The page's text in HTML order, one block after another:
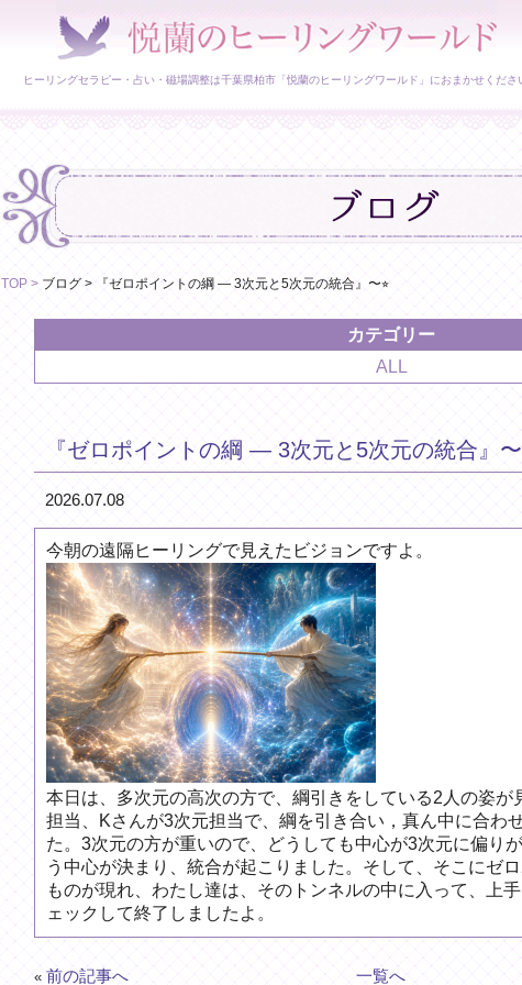
ヒーリングセラピー・占い・磁場調整は千葉県柏市「悦蘭のヒーリングワールド」におまかせくださ
TOP > ブログ > 『ゼロポイントの綱 ― 3次元と5次元の統合』〜⭐︎
『ゼロポイントの綱 ― 3次元と5次元の統合』〜
2026.07.08
今朝の遠隔ヒーリングで見えたビジョンですよ。
本日は、多次元の高次の方で、綱引きをしている2人の姿が
担当、Kさんが3次元担当で、綱を引き合い，真ん中に合わ
た。3次元の方が重いので、どうしても中心が3次元に偏り
う中心が決まり、統合が起こりました。そして、そこにゼ
ものが現れ、わたし達は、そのトンネルの中に入って、上
ェックして終了しましたよ。
« 前の記事へ 一覧へ
カテゴリー
ALL